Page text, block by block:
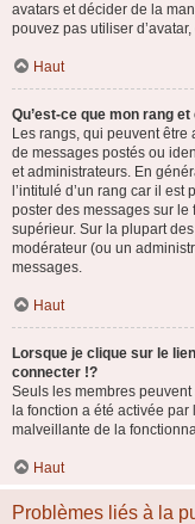
avatars et décider de la
pouvez pas utiliser
Haut
Qu’est-ce que mon rang
Les rangs, qui peuvent être
de messages postés ou
et administrateurs. En
l’intitulé d’un rang car il
poster des messages sur
supérieur. Sur la plupart
modérateur (ou un
messages.
Haut
Lorsque je clique sur le lien
connecter !?
Seuls les membres
la fonction a été activée
malveillante de la
Haut
Problèmes liés à la